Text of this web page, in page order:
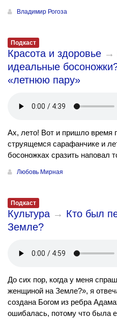
Владимир Рогоза
Подкаст
Красота и здоровье →
идеальные
«летнюю пару»
Ах, лето! Вот и пришло время
струящемся сарафанчике и
босоножках сразить наповал
Любовь Мирная
Подкаст
Культура → Кто был
Земле?
До сих пор, когда у меня
женщиной на Земле?», я
создана Богом из ребра
ошибалась, потому что была